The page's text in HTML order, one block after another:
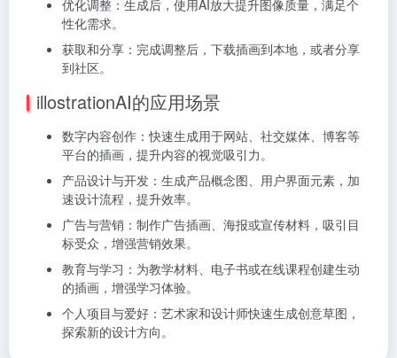
优化调整：生成后，使用AI放大提升图像质量，满足个
性化需求。
获取和分享：完成调整后，下载插画到本地，或者分享
到社区。
illostrationAI的应用场景
数字内容创作：快速生成用于网站、社交媒体、博客等
平台的插画，提升内容的视觉吸引力。
产品设计与开发：生成产品概念图、用户界面元素，加
速设计流程，提升效率。
广告与营销：制作广告插画、海报或宣传材料，吸引目
标受众，增强营销效果。
教育与学习：为教学材料、电子书或在线课程创建生动
的插画，增强学习体验。
个人项目与爱好：艺术家和设计师快速生成创意草图，
探索新的设计方向。